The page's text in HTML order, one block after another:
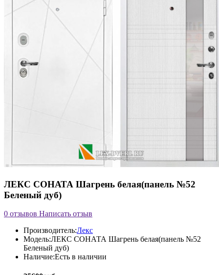
ЛЕКС СОНАТА Шагрень белая(панель №52
Беленый дуб)
0 отзывов Написать отзыв
Производитель:Лекс
Модель:ЛЕКС СОНАТА Шагрень белая(панель №52
Беленый дуб)
Наличие:Есть в наличии